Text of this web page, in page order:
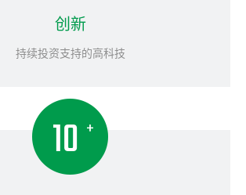
创新
持续投资支持的高科技